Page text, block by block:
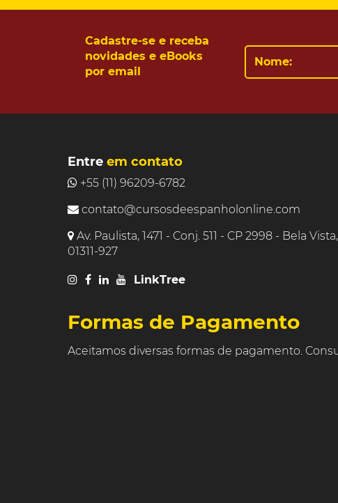
Cadastre-se e receba
novidades e eBooks
por email
Entre em contato
+55 (11) 96209-6782
contato@cursosdeespanholonline.com
Av. Paulista, 1471 - Conj. 511 - CP 2998 - Bela
01311-927
LinkTree
Formas de Pagamento
Aceitamos diversas formas de pagamento.